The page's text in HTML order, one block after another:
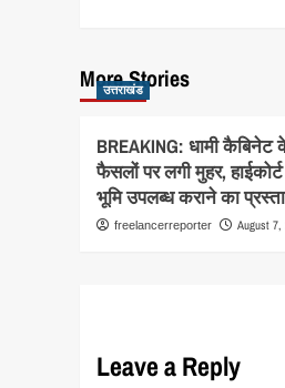
More Stories
उत्तराखंड
BREAKING: धामी कैबिनेट
फैसलों पर लगी मुहर,
भूमि उपलब्ध कराने का
freelancerreporter August 7,
Leave a Reply